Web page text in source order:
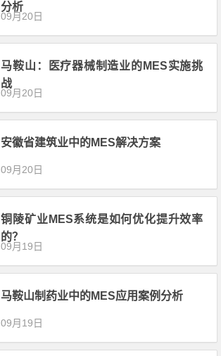
分析
09月20日
马鞍山：医疗器械制造业的MES实施挑
战
09月20日
安徽省建筑业中的MES解决方案
09月20日
铜陵矿业MES系统是如何优化提升效率
的？
09月19日
马鞍山制药业中的MES应用案例分析
09月19日